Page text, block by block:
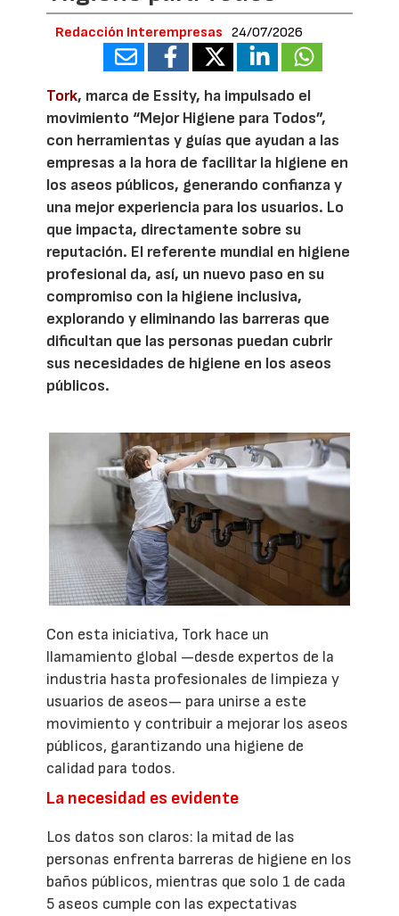
Redacción Interempresas 24/07/2026
Tork, marca de Essity, ha impulsado el
movimiento “Mejor Higiene para Todos”,
con herramientas y guías que ayudan a las
empresas a la hora de facilitar la higiene en
los aseos públicos, generando confianza y
una mejor experiencia para los usuarios. Lo
que impacta, directamente sobre su
reputación. El referente mundial en higiene
profesional da, así, un nuevo paso en su
compromiso con la higiene inclusiva,
explorando y eliminando las barreras que
dificultan que las personas puedan cubrir
sus necesidades de higiene en los aseos
públicos.
Con esta iniciativa, Tork hace un
llamamiento global —desde expertos de la
industria hasta profesionales de limpieza y
usuarios de aseos— para unirse a este
movimiento y contribuir a mejorar los aseos
públicos, garantizando una higiene de
calidad para todos.
La necesidad es evidente
Los datos son claros: la mitad de las
personas enfrenta barreras de higiene en los
baños públicos, mientras que solo 1 de cada
5 aseos cumple con las expectativas